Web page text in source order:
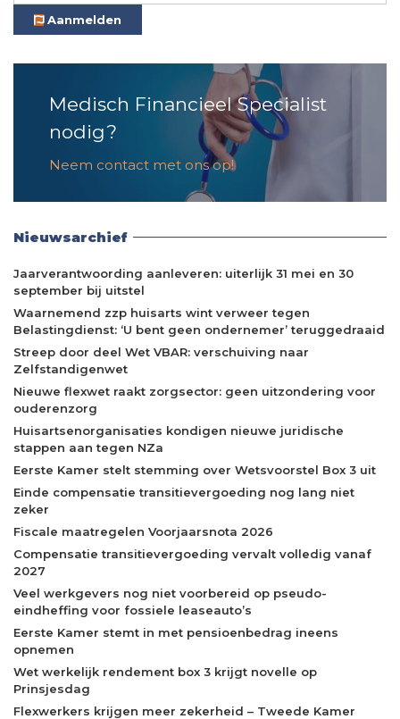
Aanmelden
Medisch Financieel Specialist
nodig?
Neem contact met ons op!
Nieuwsarchief
Jaarverantwoording aanleveren: uiterlijk 31 mei en 30
september bij uitstel
Waarnemend zzp huisarts wint verweer tegen
Belastingdienst: ‘U bent geen ondernemer’ teruggedraaid
Streep door deel Wet VBAR: verschuiving naar
Zelfstandigenwet
Nieuwe flexwet raakt zorgsector: geen uitzondering voor
ouderenzorg
Huisartsenorganisaties kondigen nieuwe juridische
stappen aan tegen NZa
Eerste Kamer stelt stemming over Wetsvoorstel Box 3 uit
Einde compensatie transitievergoeding nog lang niet
zeker
Fiscale maatregelen Voorjaarsnota 2026
Compensatie transitievergoeding vervalt volledig vanaf
2027
Veel werkgevers nog niet voorbereid op pseudo-
eindheffing voor fossiele leaseauto’s
Eerste Kamer stemt in met pensioenbedrag ineens
opnemen
Wet werkelijk rendement box 3 krijgt novelle op
Prinsjesdag
Flexwerkers krijgen meer zekerheid – Tweede Kamer